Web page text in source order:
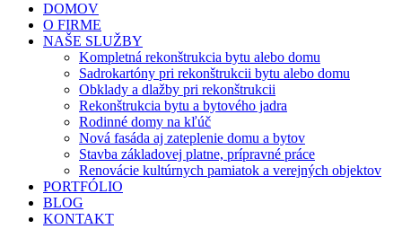
DOMOV
O FIRME
NAŠE SLUŽBY
Kompletná rekonštrukcia bytu alebo domu
Sadrokartóny pri rekonštrukcii bytu alebo domu
Obklady a dlažby pri rekonštrukcii
Rekonštrukcia bytu a bytového jadra
Rodinné domy na kľúč
Nová fasáda aj zateplenie domu a bytov
Stavba základovej platne, prípravné práce
Renovácie kultúrnych pamiatok a verejných objektov
PORTFÓLIO
BLOG
KONTAKT